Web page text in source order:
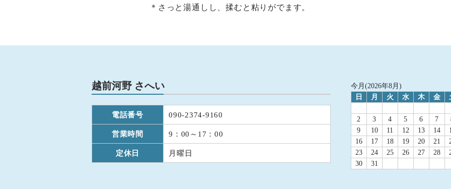
＊さっと湯通しし、揉むと粘りがでます。
越前河野 さへい
電話番号 090-2374-9160
営業時間 9：00～17：00
定休日 月曜日
今月(2026年8月)
日
月 火 水 木 金
2
3 4 5 6 7
9
10 11 12 13 14
16
17 18 19 20 21
23
24 25 26 27 28
30
31